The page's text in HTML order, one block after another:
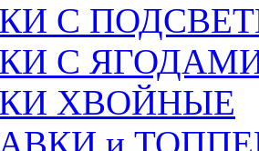
С
С
ХВОЙНЫЕ